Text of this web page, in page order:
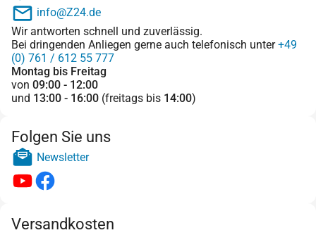
info@Z24.de
Wir antworten schnell und zuverlässig.
Bei dringenden Anliegen gerne auch telefonisch unter+49
(0) 761 / 612 55 777
Montag bis Freitag
von 09:00 - 12:00
und 13:00 - 16:00 (freitags bis 14:00)
Folgen Sie uns
Newsletter
Versandkosten